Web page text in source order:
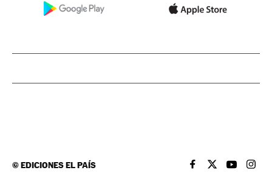
©EDICIONES EL PAÍS EL PAÍS BRASIL EN
EL PAÍSEL PAÍS
EL